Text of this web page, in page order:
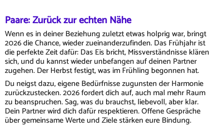
Paare: Zurück zur echten Nähe
Wenn es in deiner Beziehung zuletzt etwas holprig war, bringt
2026 die Chance, wieder zueinanderzufinden. Das Frühjahr ist
die perfekte Zeit dafür: Das Eis bricht, Missverständnisse klären
sich, und du kannst wieder unbefangen auf deinen Partner
zugehen. Der Herbst festigt, was im Frühling begonnen hat.
Du neigst dazu, eigene Bedürfnisse zugunsten der Harmonie
zurückzustecken. 2026 fordert dich auf, auch mal mehr Raum
zu beanspruchen. Sag, was du brauchst, liebevoll, aber klar.
Dein Partner wird dich dafür respektieren. Offene Gespräche
über gemeinsame Werte und Ziele stärken eure Bindung.